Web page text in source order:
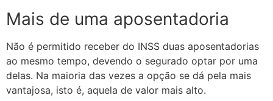
Mais de uma aposentadoria
Não é permitido receber do INSS duas aposentadorias
ao mesmo tempo, devendo o segurado optar por uma
delas. Na maioria das vezes a opção se dá pela mais
vantajosa, isto é, aquela de valor mais alto.